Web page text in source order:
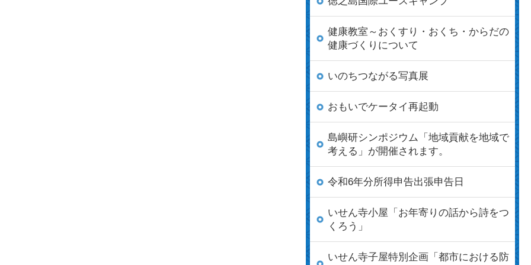
健康教室～おくすり・おくち・からだの
健康づくりについて
いのちつながる写真展
おもいでケータイ再起動
島嶼研シンポジウム「地域貢献を地域で
考える」が開催されます。
令和6年分所得申告出張申告日
いせん寺小屋「お年寄りの話から詩をつ
くろう」
いせん寺子屋特別企画「都市における防